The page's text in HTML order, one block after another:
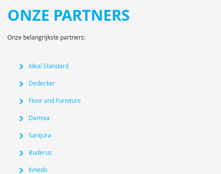
ONZE PARTNERS
Onze belangrijkste partners:
Ideal Standard
Dedecker
Floor and Furniture
Damixa
Sanijura
Buderus
Kinedo